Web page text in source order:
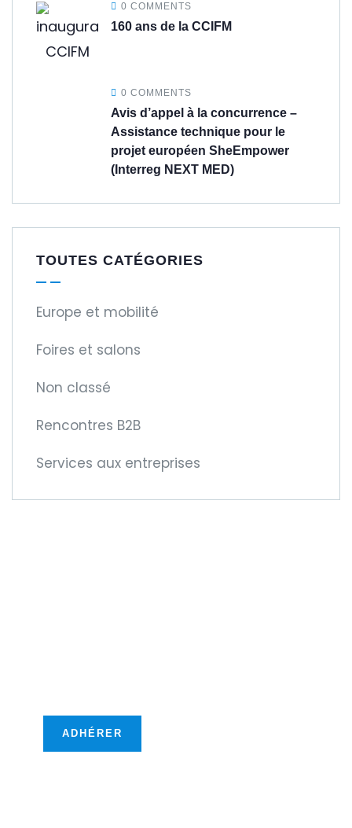
0 COMMENTS
160 ans de la CCIFM
0 COMMENTS
Avis d’appel à la concurrence –
Assistance technique pour le
projet européen SheEmpower
(Interreg NEXT MED)
TOUTES CATÉGORIES
Europe et mobilité
Foires et salons
Non classé
Rencontres B2B
Services aux entreprises
ADHÉRER